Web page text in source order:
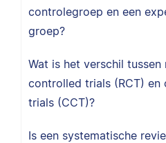
controlegroep en een
groep?
Wat is het verschil tussen
controlled trials (RCT) en
trials (CCT)?
Is een systematische